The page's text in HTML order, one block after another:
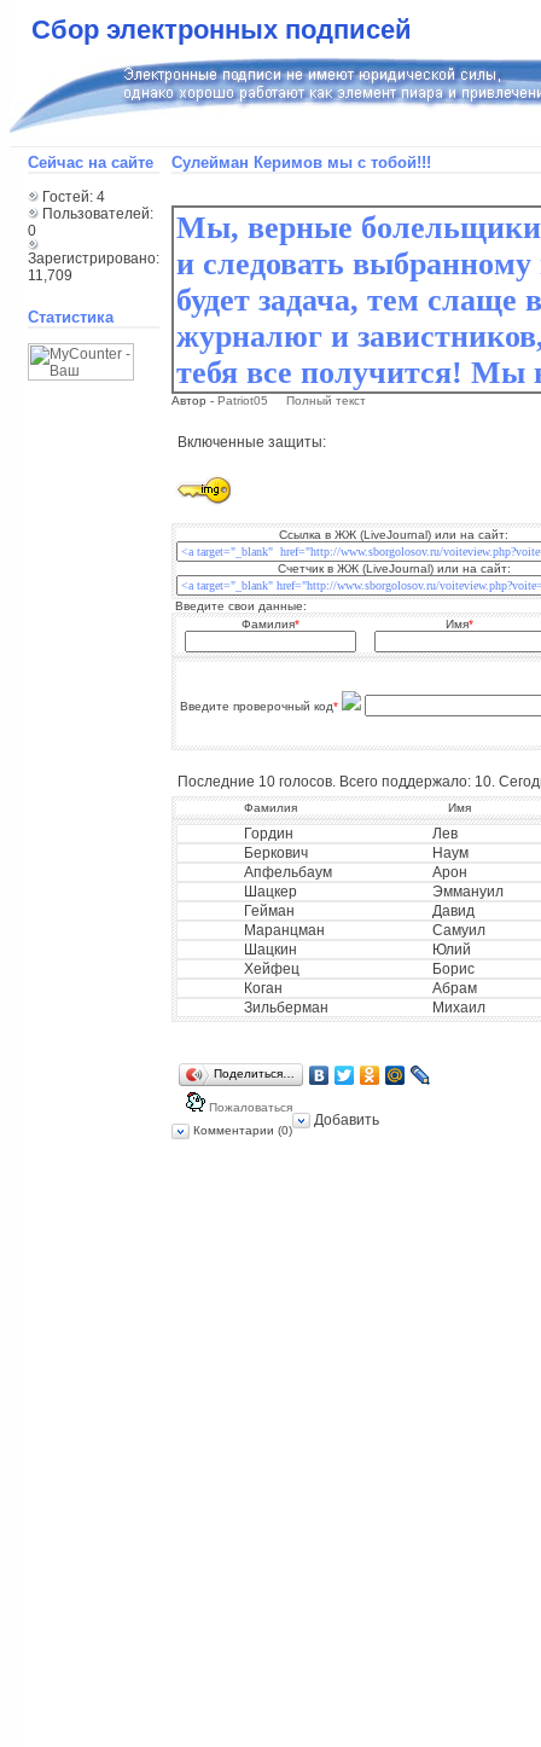
Сбор электронных подписей
Сейчас на сайте
Гостей: 4
Пользователей:
0
Зарегистрировано:
11,709
Статистика
Сулейман Керимов мы с тобой!!!
Автор - Patriot05 Полный текст
Включенные защиты:
Ссылка в ЖЖ (LiveJournal) или на сайт:
Счетчик в ЖЖ (LiveJournal) или на сайт:
Введите свои данные:
Фамилия* Имя*
Введите проверочный код*
Последние 10 голосов. Всего поддержало: 10.
Фамилия Имя
Гордин
Лев
Беркович
Наум
Апфельбаум
Арон
Шацкер
Эммануил
Гейман
Давид
Маранцман
Самуил
Шацкин
Юлий
Хейфец
Борис
Коган
Абрам
Зильберман
Михаил
Поделиться…
Пожаловаться
Комментарии (0)
Добавить